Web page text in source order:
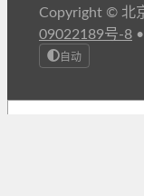
Copyright © 北
09022189号-8 •
自动